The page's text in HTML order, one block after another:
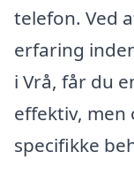
telefon. Ved
erfaring
i Vrå, får du
effektiv, men
specifikke